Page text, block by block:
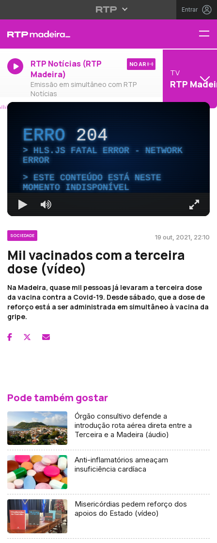
Entrar
RTP Notícias (RTP
Madeira)
Emissão em simultâneo com RTP
Notícias
NO AR
TV
RTP
ERRO204
HLS.JS FATAL ERROR - NETWORK
ERROR
ESTE CONTEÚDO ESTÁ NESTE
MOMENTO INDISPONÍVEL
SOCIEDADE 19 out, 2021, 22:10
Mil vacinados com a terceira
dose (vídeo)
Na Madeira, quase mil pessoas já levaram a terceira dose
da vacina contra a Covid-19. Desde sábado, que a dose de
reforço está a ser administrada em simultâneo à vacina da
gripe.
Pode também gostar
Órgão consultivo defende a
introdução rota aérea direta entre a
Terceira e a Madeira (áudio)
Anti-inflamatórios ameaçam
insuficiência cardíaca
Misericórdias pedem reforço dos
apoios do Estado (vídeo)